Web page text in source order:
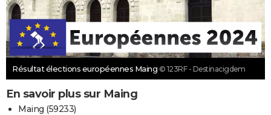
Résultat élections européennes Maing © 123RF - Destinacigdem
En savoir plus sur Maing
Maing (59233)